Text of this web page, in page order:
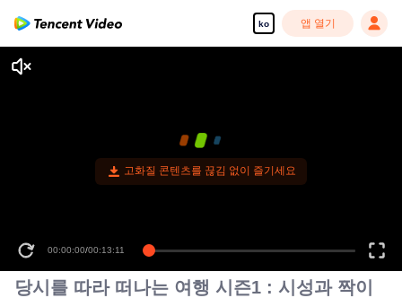
ko 앱 열기
고화질 콘텐츠를 끊김 없이 즐기세요
00:00:00/00:13:11
당시를 따라 떠나는 여행 시즌1 : 시성과 짝이